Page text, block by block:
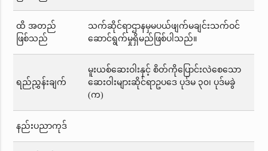
ထိ အတည်
ဖြစ်သည်
သက်ဆိုင်ရာဌာနမှမပယ်ဖျက်မချင်းသက်ဝင်
ဆောင်ရွက်မှုရှိမည်ဖြစ်ပါသည်။
ရည်ညွှန်းချက်
မူးယစ်ဆေးဝါးနှင့် စိတ်ကိုပြောင်းလဲစေသော
ဆေးဝါးများဆိုင်ရာဥပဒေ ပုဒ်မ ၃၀၊ ပုဒ်မခွဲ
(က)
နည်းပညာကုဒ်